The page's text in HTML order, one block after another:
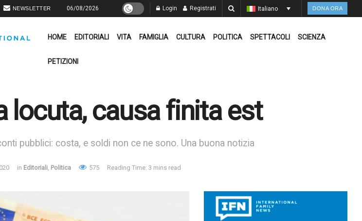
NEWSLETTER 06/08/2026 Login Registrati Italiano DONA ORA
HOME EDITORIALI VITA FAMIGLIA CULTURA POLITICA SPETTACOLI SCIENZA
PETIZIONI
locuta, causa finita est
pubblici: costa, e soldi non ce ne sono. Una buona notizia
in Editoriali, Politica 575 Reading Time: 3 mins read